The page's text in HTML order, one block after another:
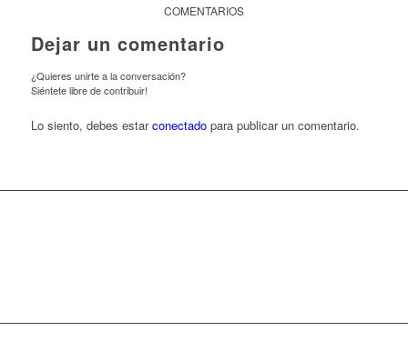
COMENTARIOS
Dejar un comentario
¿Quieres unirte a la conversación?
Siéntete libre de contribuir!
Lo siento, debes estarconectadopara publicar un comentario.